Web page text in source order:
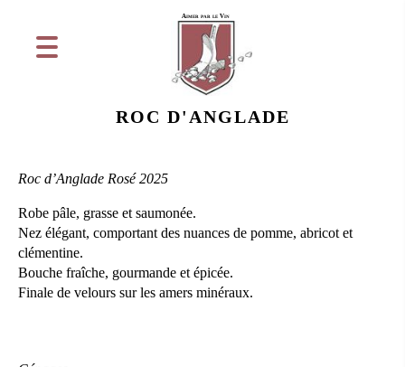
Aimer par le Vin
ROC D'ANGLADE
Roc d’Anglade Rosé 2025
Robe pâle, grasse et saumonée.
Nez élégant, comportant des nuances de pomme, abricot et
clémentine.
Bouche fraîche, gourmande et épicée.
Finale de velours sur les amers minéraux.